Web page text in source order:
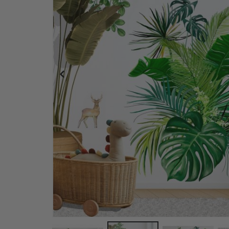
Poster - Texturerad Canvasmönster